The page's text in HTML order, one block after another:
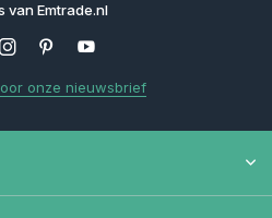
van Emtrade.nl
onze nieuwsbrief